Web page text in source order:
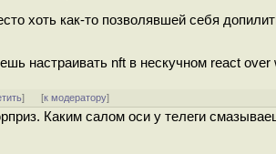
хоть как-то позволявшей себя
настраивать nft в нескучном react
] [к модератору]
Каким салом оси у телеги